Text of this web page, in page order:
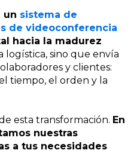
un sistema de
de videoconferencia
hacia la madurez
logística, sino que envía
y clientes:
tiempo, el orden y la
esta transformación. En
nuestras
a tus necesidades